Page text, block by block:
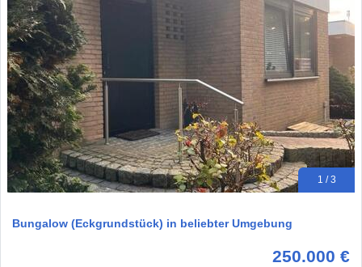
1 / 3
Bungalow (Eckgrundstück) in beliebter Umgebung
250.000 €